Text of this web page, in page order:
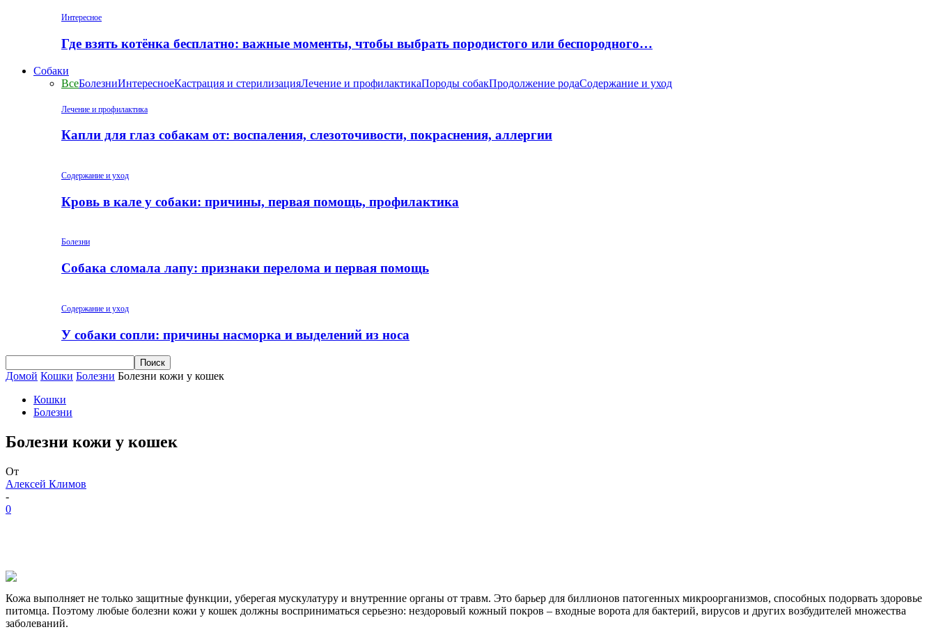
Интересное
Где взять котёнка бесплатно: важные моменты, чтобы выбрать породистого или беспородного…
Собаки
ВсеБолезниИнтересноеКастрация и стерилизацияЛечение и профилактикаПороды собакПродолжение родаСодержание и уход
Лечение и профилактика
Капли для глаз собакам от: воспаления, слезоточивости, покраснения, аллергии
Содержание и уход
Кровь в кале у собаки: причины, первая помощь, профилактика
Болезни
Собака сломала лапу: признаки перелома и первая помощь
Содержание и уход
У собаки сопли: причины насморка и выделений из носа
Домой Кошки Болезни Болезни кожи у кошек
Кошки
Болезни
Болезни кожи у кошек
От
Алексей Климов
-
0
Кожа выполняет не только защитные функции, уберегая мускулатуру и внутренние органы от травм. Это барьер для биллионов патогенных микроорганизмов, способных подорвать здоровье
питомца. Поэтому любые болезни кожи у кошек должны восприниматься серьезно: нездоровый кожный покров – входные ворота для бактерий, вирусов и других возбудителей множества
заболеваний.